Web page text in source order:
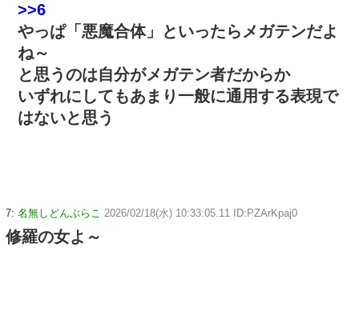
>>6
やっぱ「悪魔合体」といったらメガテンだよ
ね～
と思うのは自分がメガテン者だからか
いずれにしてもあまり一般に通用する表現で
はないと思う
7: 名無しどんぶらこ 2026/02/18(水) 10:33:05.11 ID:PZArKpaj0
修羅の女よ～